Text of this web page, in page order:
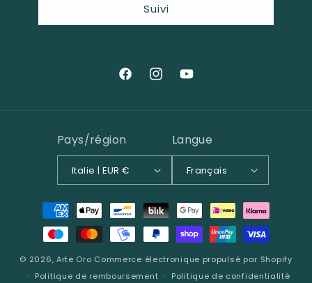
Suivi
FacebookInstagramYouTube
Pays/région
Italie | EUR €
Langue
Français
Moyens
paiement
© 2026, Arte Oro Commerce électronique propulsé par Shopify
Politique de remboursement
Politique de confidentialité